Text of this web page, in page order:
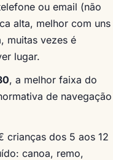
ou email (não
alta, melhor com uns
muitas vezes é
lugar.
, a melhor faixa do
de navegação
crianças dos 5 aos 12
canoa, remo,